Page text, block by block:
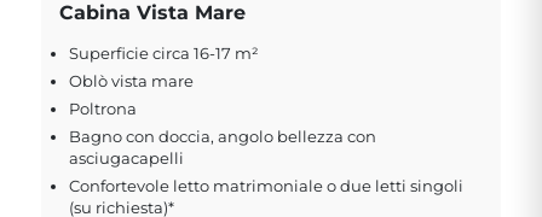
Cabina Vista Mare
Superficie circa 16-17 m²
Oblò vista mare
Poltrona
Bagno con doccia, angolo bellezza con
asciugacapelli
Confortevole letto matrimoniale o due letti singoli
(su richiesta)*